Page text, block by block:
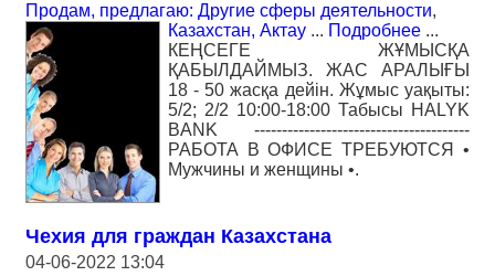
Продам, предлагаю: Другие сферы деятельности,
Казахстан, Актау ... Подробнее ...
КЕҢСЕГЕ ЖҰМЫСҚА
ҚАБЫЛДАЙМЫЗ. ЖАС АРАЛЫҒЫ
18 - 50 жасқа дейін. Жұмыс уақыты:
5/2; 2/2 10:00-18:00 Табысы HALYK
BANK ---------------------------------------
РАБОТА В ОФИСЕ ТРЕБУЮТСЯ •
Мужчины и женщины •.
Чехия для граждан Казахстана
04-06-2022 13:04